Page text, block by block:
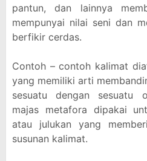
pantun, dan lainnya
mempunyai nilai seni dan
berfikir cerdas.
Contoh – contoh kalimat
yang memiliki arti
sesuatu dengan sesuatu
majas metafora dipakai
atau julukan yang
susunan kalimat.